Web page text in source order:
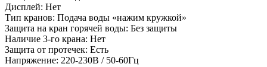
Дисплей: Нет
Тип кранов: Подача воды «нажим кружкой»
Защита на кран горячей воды: Без защиты
Наличие 3-го крана: Нет
Защита от протечек: Есть
Напряжение: 220-230В / 50-60Гц